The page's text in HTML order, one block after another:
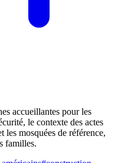
accueillantes pour les
le contexte des actes
les mosquées de référence,
familles.